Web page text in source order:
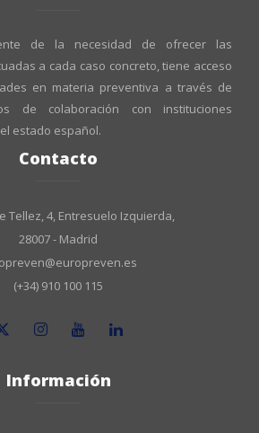
de la necesidad de ofrecer las
a cada caso concreto, tiene acceso
en materia preventiva a través de
de colaboración con instituciones
estado español.
Contacto
Tellez, 4, Entresuelo Izquierda,
28007 - Madrid
(+34) 910 100 115
Información